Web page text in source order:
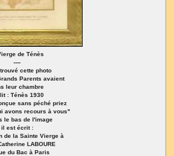
de Ténès
----
cette photo
Parents avaient
leur chambre
: Ténès 1930
sans péché priez
avons recours à vous"
le bas de l'image
il est écrit :
de la Sainte Vierge à
LABOURE
du Bac à Paris